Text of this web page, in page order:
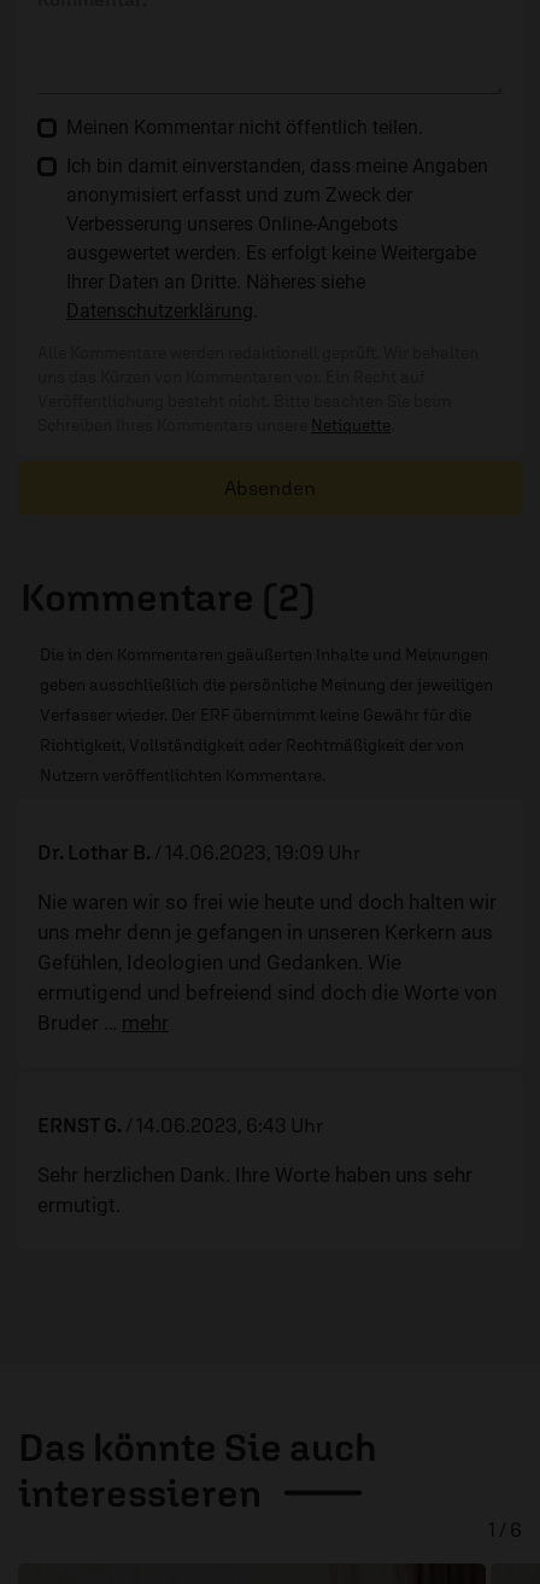
Meinen Kommentar nicht öffentlich teilen.
Ich bin damit einverstanden, dass meine Angaben
anonymisiert erfasst und zum Zweck der
Verbesserung unseres Online-Angebots
ausgewertet werden. Es erfolgt keine Weitergabe
Ihrer Daten an Dritte. Näheres siehe
Datenschutzerklärung
Netiquette
Absenden
Kommentare (2)
Die in den Kommentaren geäußerten Inhalte und Meinungen
geben ausschließlich die persönliche Meinung der jeweiligen
Verfasser wieder. Der ERF übernimmt keine Gewähr für die
Richtigkeit, Vollständigkeit oder Rechtmäßigkeit der von
Nutzern veröffentlichten Kommentare.
Dr. Lothar B. / 14.06.2023, 19:09 Uhr
Nie waren wir so frei wie heute und doch halten wir
uns mehr denn je gefangen in unseren Kerkern aus
Gefühlen, Ideologien und Gedanken. Wie
ermutigend und befreiend sind doch die Worte von
Bruder
mehr
ERNST G. / 14.06.2023, 6:43 Uhr
Sehr herzlichen Dank. Ihre Worte haben uns sehr
ermutigt.
Das könnte Sie auch
interessieren
1 / 6